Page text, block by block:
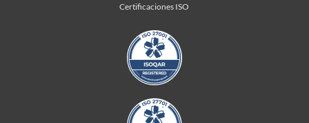
Certificaciones ISO